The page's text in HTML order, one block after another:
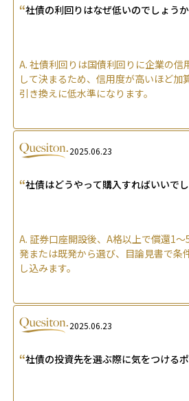
“社債の利回りはなぜ低いのでしょう
A. 社債利回りは国債利回りに企業の信
して決まるため、信用度が高いほど加
引き換えに低水準になります。
2025.06.23
“社債はどうやって購入すればいいで
A. 証券口座開設後、A格以上で償還1
発または既発から選び、目論見書で条
し込みます。
2025.06.23
“社債の投資先を選ぶ際に気をつける